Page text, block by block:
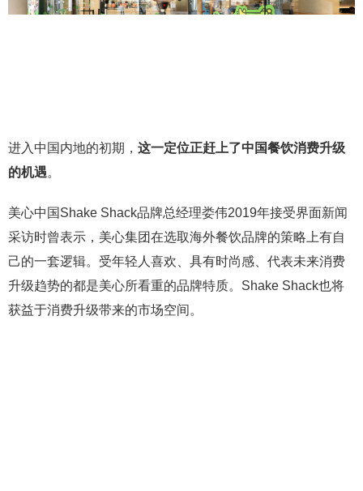
进入中国内地的初期， 这一定位正赶上了中国餐饮消费升级
的机遇。
美心中国Shake Shack品牌总经理娄伟2019年接受界面新闻
采访时曾表示，美心集团在选取海外餐饮品牌的策略上有自
己的一套逻辑。受年轻人喜欢、具有时尚感、代表未来消费
升级趋势的都是美心所看重的品牌特质。Shake Shack也将
获益于消费升级带来的市场空间。